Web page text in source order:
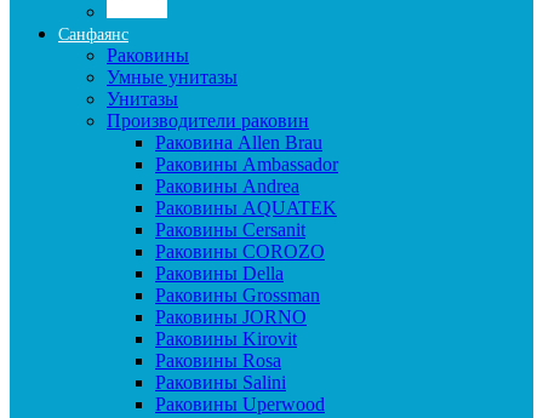
Санфаянс
Раковины
Умные унитазы
Унитазы
Производители раковин
Раковина Allen Brau
Раковины Ambassador
Раковины Andrea
Раковины AQUATEK
Раковины Cersanit
Раковины COROZO
Раковины Della
Раковины Grossman
Раковины JORNO
Раковины Kirovit
Раковины Rosa
Раковины Salini
Раковины Uperwood